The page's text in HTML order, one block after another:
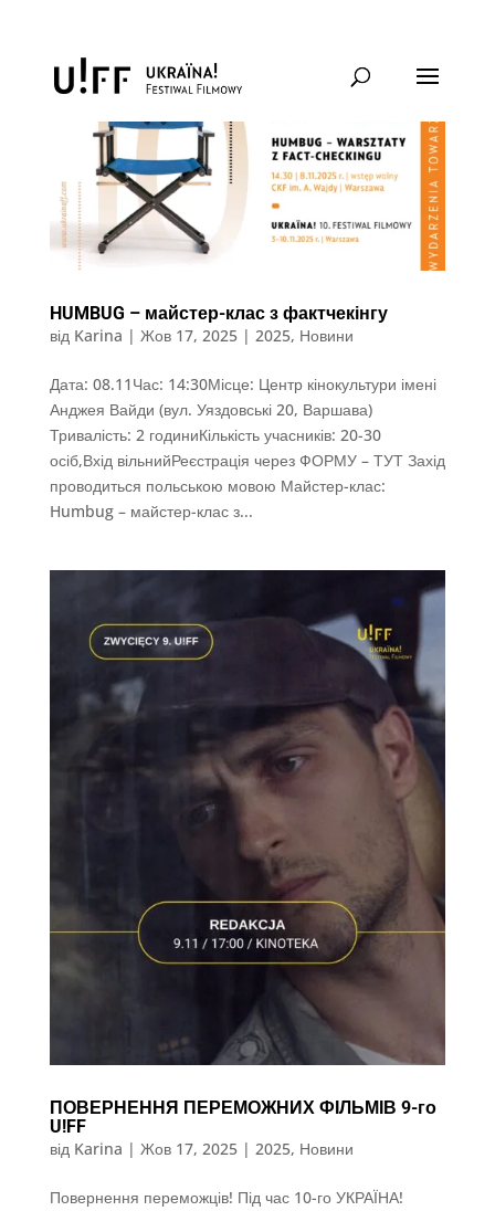
HUMBUG – майстер-клас з фактчекінгу
від Karina | Жов 17, 2025| 2025, Новини
Дата: 08.11Час: 14:30Місце: Центр кінокультури імені
Анджея Вайди (вул. Уяздовські 20, Варшава)
Тривалість: 2 годиниКількість учасників: 20-30
осіб,Вхід вільнийРеєстрація через ФОРМУ – ТУТ Захід
проводиться польською мовою Майстер-клас:
Humbug – майстер-клас з...
ПОВЕРНЕННЯ ПЕРЕМОЖНИХ ФІЛЬМІВ 9-го
U!FF
від Karina | Жов 17, 2025| 2025, Новини
Повернення переможців! Під час 10-го УКРАЇНА!